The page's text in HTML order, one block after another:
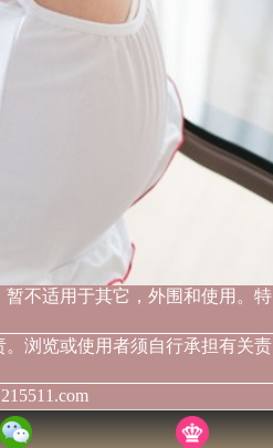
不适用于其它，外围和使用。特
浏览或使用者须自行承担有关责